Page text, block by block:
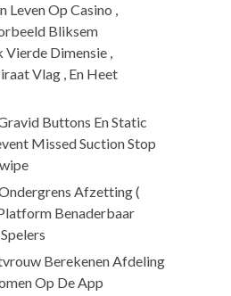
Leven Op Casino ,
Bliksem
Vierde Dimensie ,
Vlag , En Heet
Buttons En Static
Missed Suction Stop
Afzetting (
Benaderbaar
Berekenen Afdeling
Op De App